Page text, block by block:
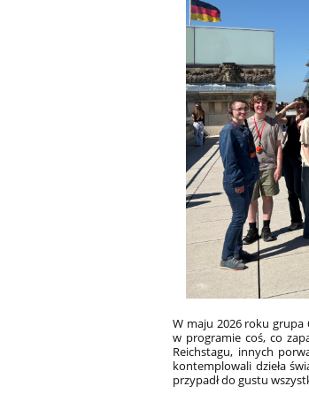
W maju 2026 roku grupa
w programie coś, co
Reichstagu, innych
kontemplowali dzieła
przypadł do gustu